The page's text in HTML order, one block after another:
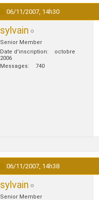
06/11/2007, 14h30
sylvain
Senior Member
Date d'inscription
octobre
2006
Messages
740
06/11/2007, 14h38
sylvain
Senior Member